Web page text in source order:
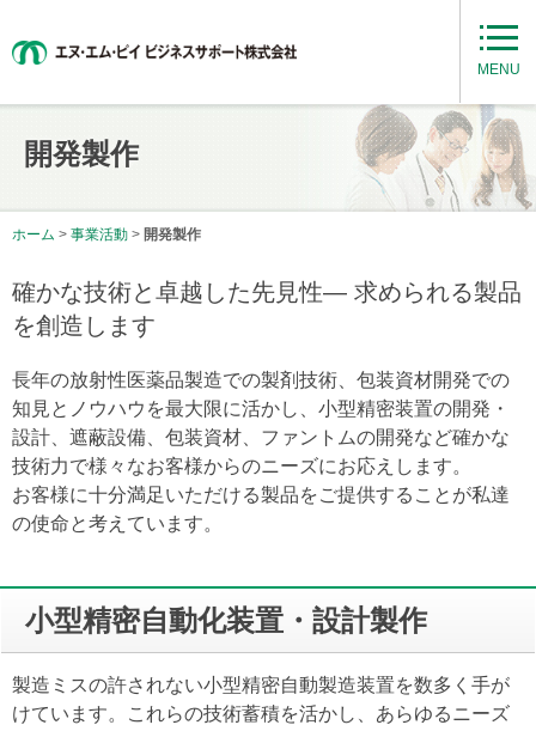
MENU
開発製作
ホーム > 事業活動 > 開発製作
確かな技術と卓越した先見性― 求められる製品
を創造します
長年の放射性医薬品製造での製剤技術、包装資材開発での
知見とノウハウを最大限に活かし、小型精密装置の開発・
設計、遮蔽設備、包装資材、ファントムの開発など確かな
技術力で様々なお客様からのニーズにお応えします。
お客様に十分満足いただける製品をご提供することが私達
の使命と考えています。
小型精密自動化装置・設計製作
製造ミスの許されない小型精密自動製造装置を数多く手が
けています。これらの技術蓄積を活かし、あらゆるニーズ